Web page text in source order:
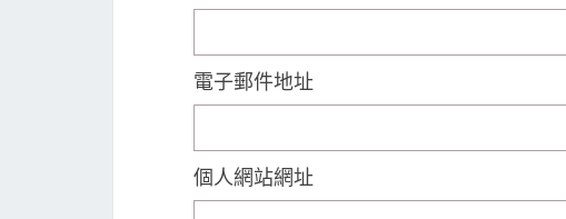
電子郵件地址
個人網站網址